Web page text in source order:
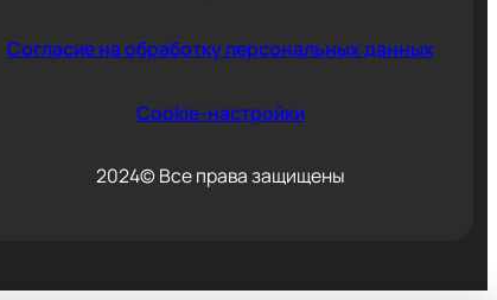
Согласие на обработку персональных данных
Cookie-настройки
2024© Все права защищены